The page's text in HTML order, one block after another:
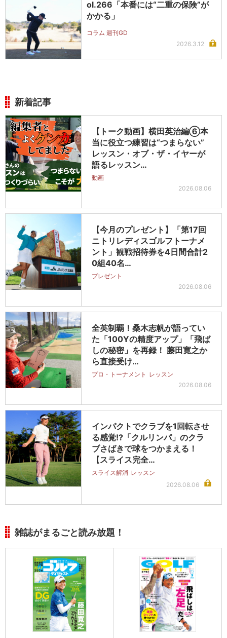
ol.266「本番には“二重の保険”が
かかる」
コラム 週刊GD
2026.3.12
新着記事
【トーク動画】横田英治編⑥本
当に役立つ練習は“つまらない”
レッスン・オブ・ザ・イヤーが
語るレッスン…
動画
2026.08.06
【今月のプレゼント】「第17回
ニトリレディスゴルフトーナメ
ント」観戦招待券を4日間合計2
0組40名…
プレゼント
2026.08.06
全英制覇！桑木志帆が語ってい
た「100Yの精度アップ」「飛ば
しの秘密」を再録！ 藤田寛之か
ら直接受け…
プロ・トーナメント レッスン
2026.08.06
インパクトでクラブを1回転させ
る感覚!?「クルリンパ」のクラ
ブさばきで球をつかまえる！
【スライス完全…
スライス解消 レッスン
2026.08.06
雑誌がまるごと読み放題！